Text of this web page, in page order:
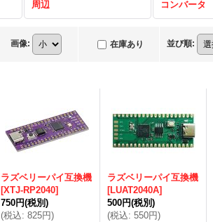
周辺 コンバータ
画像: 在庫あり 並び順:
ラズベリーパイ互換機
[XTJ-RP2040]
750円(税別)
(税込: 825円)
ラズベリーパイ互換機
[LUAT2040A]
500円(税別)
(税込: 550円)